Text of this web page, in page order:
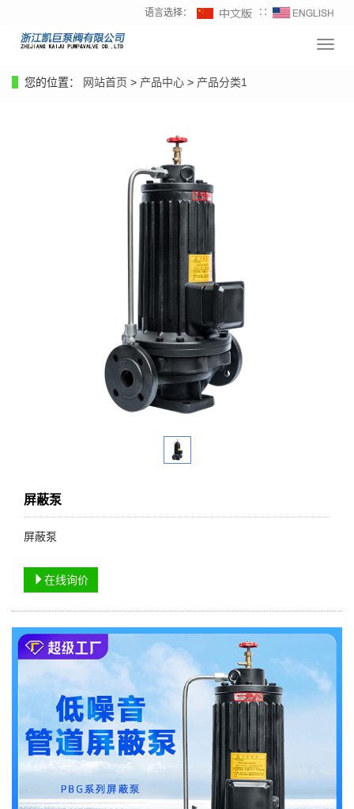
语言选择： ∷
导
您的位置： 网站首页 > 产品中心 > 产品分类1
屏蔽泵
屏蔽泵
在线询价